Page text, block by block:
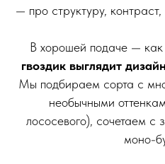
— про структуру,
В хорошей подаче —
гвоздик выглядит
Мы подбираем сорта с
необычными
лососевого), сочетаем
моно-